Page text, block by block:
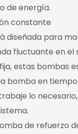
de energía.
constante
diseñada para
fluctuante en el
estas bombas
bomba en
lo
de refuerzo